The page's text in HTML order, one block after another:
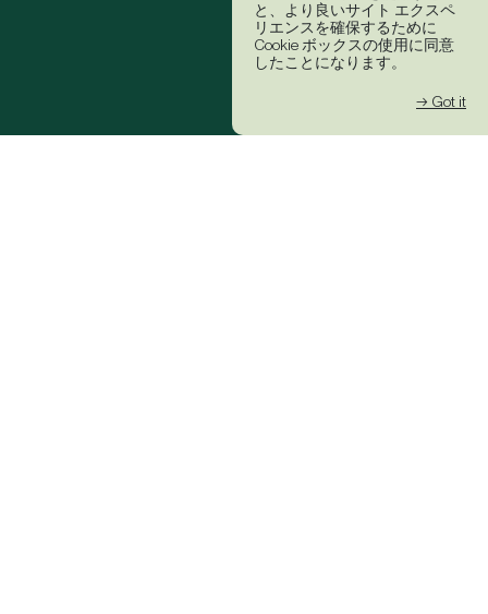
と、より良いサイト エクスペ
リエンスを確保するために
Cookie ボックスの使用に同意
したことになります。
→ Got it